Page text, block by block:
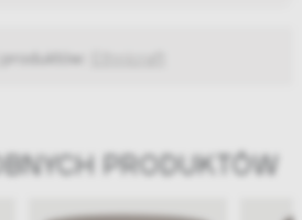
PRODUKTÓW